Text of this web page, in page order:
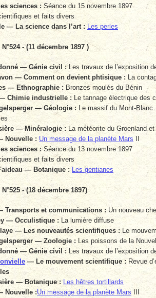
sciences :Séance du 15 novembre 1897
et faits divers
— La science dans l’art : Les perles
- (11 décembre 1897 )
— Génie civil :Les travaux de l’exposition
— Comment on devient phtisique : La
— Ethnographie : Bronzes moulés du Bénin
Chimie industrielle : Le tannage électrique des
— Géologie : Le massif du Mont-Blanc
— Minéralogie : La météorite du Groenland
Nouvelle : Un message de la planète Mars
sciences :Séance du 13 novembre 1897
et faits divers
— Botanique : Les gentianes
- (18 décembre 1897)
Transports et communications : Un nouveau
— Occulistique : La lumière diffuse
— Les nouveautés scientifiques :Le
— Zoologie : Les poissons de la
— Génie civil : Les travaux de l’exposition
— Le mouvement scientifique : Revue
— Botanique : Les hêtres tortillards
Nouvelle :Un message de la planète MarsIII